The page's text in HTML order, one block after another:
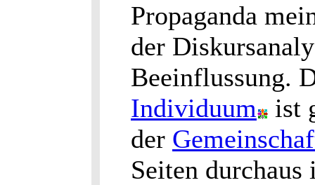
Propaganda
der
Beeinflussung.
Individuum
ist
der
Seiten